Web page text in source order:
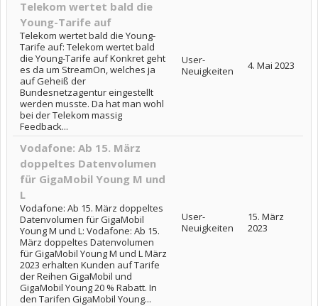
Telekom wertet bald die
Young-Tarife auf
Telekom wertet bald die Young-
Tarife auf: Telekom wertet bald
die Young-Tarife auf Konkret geht
es da um StreamOn, welches ja
auf Geheiß der
Bundesnetzagentur eingestellt
werden musste. Da hat man wohl
bei der Telekom massig
Feedback...
User-
Neuigkeiten
4. Mai 2023
Vodafone: Ab 15. März
doppeltes Datenvolumen
für GigaMobil Young M und
L
Vodafone: Ab 15. März doppeltes
Datenvolumen für GigaMobil
Young M und L: Vodafone: Ab 15.
März doppeltes Datenvolumen
für GigaMobil Young M und L März
2023 erhalten Kunden auf Tarife
der Reihen GigaMobil und
GigaMobil Young 20 % Rabatt. In
den Tarifen GigaMobil Young...
User-
Neuigkeiten
15. März
2023